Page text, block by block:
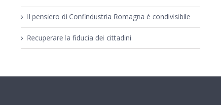
Il pensiero di Confindustria Romagna è condivisibile
Recuperare la fiducia dei cittadini